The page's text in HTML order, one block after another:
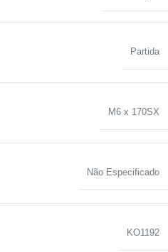
Partida
M6 x 170SX
Não Especificado
KO1192